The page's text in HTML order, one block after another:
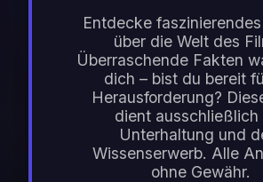
Entdecke
über die Welt des
Überraschende Fakten
dich – bist du bereit
Herausforderung?
dient ausschließlich
Unterhaltung und
Wissenserwerb. Alle
ohne Gewähr.